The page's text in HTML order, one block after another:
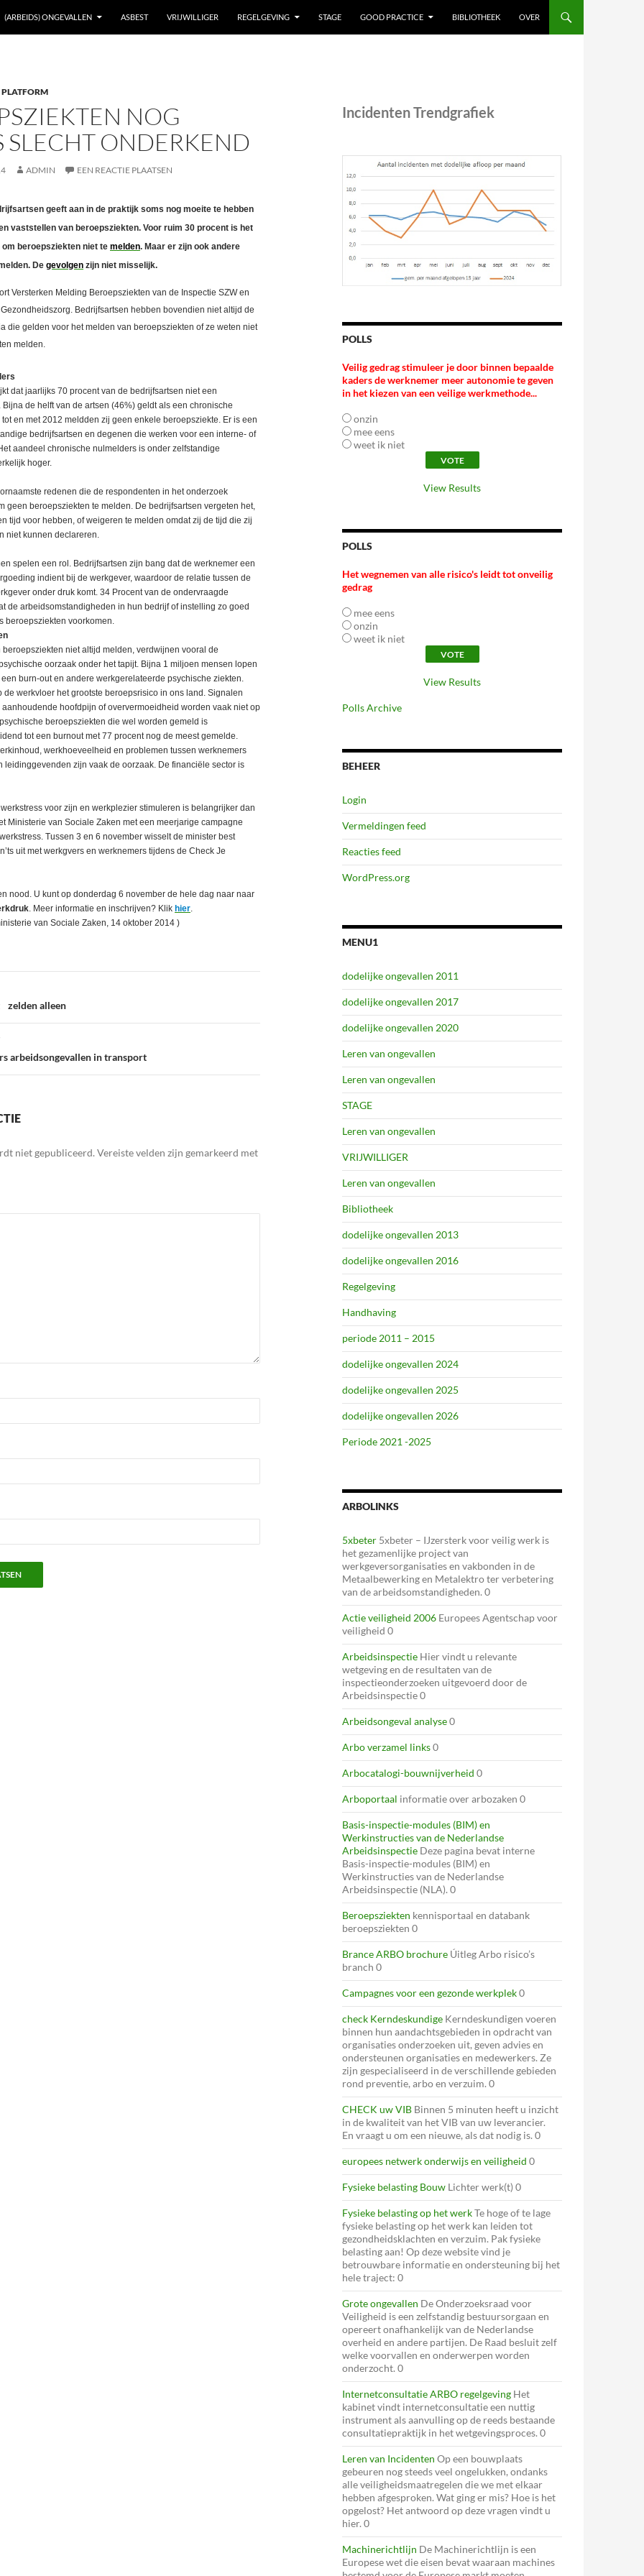
(ARBEIDS) ONGEVALLEN ASBEST VRIJWILLIGER REGELGEVING STAGE GOOD PRACTICE BIBLIOTHEEK OVER
NOG
SLECHT ONDERKEND
ADMIN EEN REACTIE PLAATSEN
geeft aan in de praktijk soms nog moeite te hebben
vaststellen van beroepsziekten. Voor ruim 30 procent is het
beroepsziekten niet te melden. Maar er zijn ook andere
De gevolgen zijn niet misselijk.
Versterken Melding Beroepsziekten van de Inspectie SZW en
Bedrijfsartsen hebben bovendien niet altijd de
die gelden voor het melden van beroepsziekten of ze weten niet
melden.
dat jaarlijks 70 procent van de bedrijfsartsen niet een
Bijna de helft van de artsen (46%) geldt als een chronische
en met 2012 meldden zij geen enkele beroepsziekte. Er is een
bedrijfsartsen en degenen die werken voor een interne- of
aandeel chronische nulmelders is onder zelfstandige
hoger.
redenen die de respondenten in het onderzoek
geen beroepsziekten te melden. De bedrijfsartsen vergeten het,
tijd voor hebben, of weigeren te melden omdat zij de tijd die zij
niet kunnen declareren.
spelen een rol. Bedrijfsartsen zijn bang dat de werknemer een
indient bij de werkgever, waardoor de relatie tussen de
onder druk komt. 34 Procent van de ondervraagde
de arbeidsomstandigheden in hun bedrijf of instelling zo goed
beroepsziekten voorkomen.
beroepsziekten niet altijd melden, verdwijnen vooral de
oorzaak onder het tapijt. Bijna 1 miljoen mensen lopen
burn-out en andere werkgerelateerde psychische ziekten.
de werkvloer het grootste beroepsrisico in ons land. Signalen
hoofdpijn of oververmoeidheid worden vaak niet op
beroepsziekten die wel worden gemeld is
tot een burnout met 77 procent nog de meest gemelde.
werkhoeveelheid en problemen tussen werknemers
leidinggevenden zijn vaak de oorzaak. De financiële sector is
voor zijn en werkplezier stimuleren is belangrijker dan
Ministerie van Sociale Zaken met een meerjarige campagne
Tussen 3 en 6 november wisselt de minister best
uit met werkgvers en werknemers tijdens de Check Je
nood. U kunt op donderdag 6 november de hele dag naar naar
. Meer informatie en inschrijven? Klik hier.
van Sociale Zaken, 14 oktober 2014 )
zelden alleen
arbeidsongevallen in transport
niet gepubliceerd. Vereiste velden zijn gemarkeerd met
Incidenten Trendgrafiek
POLLS
Veilig gedrag stimuleer je door binnen bepaalde
kaders de werknemer meer autonomie te geven
in het kiezen van een veilige werkmethode...
onzin
mee eens
weet ik niet
View Results
POLLS
Het wegnemen van alle risico's leidt tot onveilig
gedrag
mee eens
onzin
weet ik niet
View Results
Polls Archive
BEHEER
Login
Vermeldingen feed
Reacties feed
WordPress.org
MENU1
dodelijke ongevallen 2011
dodelijke ongevallen 2017
dodelijke ongevallen 2020
Leren van ongevallen
Leren van ongevallen
STAGE
Leren van ongevallen
VRIJWILLIGER
Leren van ongevallen
Bibliotheek
dodelijke ongevallen 2013
dodelijke ongevallen 2016
Regelgeving
Handhaving
periode 2011 – 2015
dodelijke ongevallen 2024
dodelijke ongevallen 2025
dodelijke ongevallen 2026
Periode 2021 -2025
ARBOLINKS
5xbeter 5xbeter – IJzersterk voor veilig werk is
het gezamenlijke project van
werkgeversorganisaties en vakbonden in de
Metaalbewerking en Metalektro ter verbetering
van de arbeidsomstandigheden. 0
Actie veiligheid 2006 Europees Agentschap voor
veiligheid 0
Arbeidsinspectie Hier vindt u relevante
wetgeving en de resultaten van de
inspectieonderzoeken uitgevoerd door de
Arbeidsinspectie 0
Arbeidsongeval analyse0
Arbo verzamel links0
Arbocatalogi-bouwnijverheid 0
Arboportaal informatie over arbozaken 0
Basis-inspectie-modules (BIM) en
Werkinstructies van de Nederlandse
Arbeidsinspectie Deze pagina bevat interne
Basis-inspectie-modules (BIM) en
Werkinstructies van de Nederlandse
Arbeidsinspectie (NLA). 0
Beroepsziekten kennisportaal en databank
beroepsziekten 0
Brance ARBO brochure Úitleg Arbo risico’s
branch 0
Campagnes voor een gezonde werkplek0
check Kerndeskundige Kerndeskundigen voeren
binnen hun aandachtsgebieden in opdracht van
organisaties onderzoeken uit, geven advies en
ondersteunen organisaties en medewerkers. Ze
zijn gespecialiseerd in de verschillende gebieden
rond preventie, arbo en verzuim. 0
CHECK uw VIB Binnen 5 minuten heeft u inzicht
in de kwaliteit van het VIB van uw leverancier.
En vraagt u om een nieuwe, als dat nodig is. 0
europees netwerk onderwijs en veiligheid 0
Fysieke belasting Bouw Lichter werk(t) 0
Fysieke belasting op het werkTe hoge of te lage
fysieke belasting op het werk kan leiden tot
gezondheidsklachten en verzuim. Pak fysieke
belasting aan! Op deze website vind je
betrouwbare informatie en ondersteuning bij het
hele traject: 0
Grote ongevallen De Onderzoeksraad voor
Veiligheid is een zelfstandig bestuursorgaan en
opereert onafhankelijk van de Nederlandse
overheid en andere partijen. De Raad besluit zelf
welke voorvallen en onderwerpen worden
onderzocht. 0
Internetconsultatie ARBO regelgeving Het
kabinet vindt internetconsultatie een nuttig
instrument als aanvulling op de reeds bestaande
consultatiepraktijk in het wetgevingsproces. 0
Leren van Incidenten Op een bouwplaats
gebeuren nog steeds veel ongelukken, ondanks
alle veiligheidsmaatregelen die we met elkaar
hebben afgesproken. Wat ging er mis? Hoe is het
opgelost? Het antwoord op deze vragen vindt u
hier. 0
Machinerichtlijn De Machinerichtlijn is een
Europese wet die eisen bevat waaraan machines